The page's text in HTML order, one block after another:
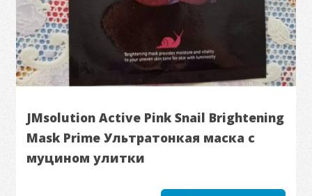
JMsolution Active Pink Snail Brightening
Mask Prime Ультратонкая маска с
муцином улитки